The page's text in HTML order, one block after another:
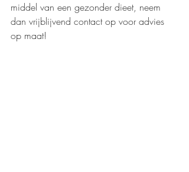
middel van een gezonder dieet, neem
dan vrijblijvend contact op voor advies
op maat!